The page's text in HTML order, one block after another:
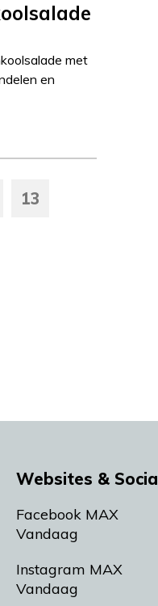
met
en
13
Websites & Social
Facebook MAX
Vandaag
Instagram MAX
Vandaag